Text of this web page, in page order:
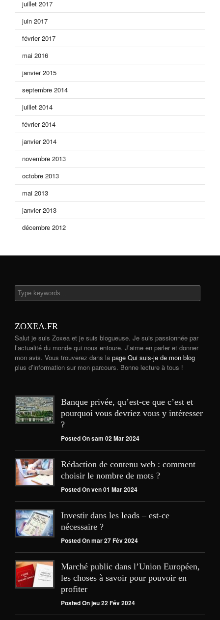
juillet 2017
juin 2017
février 2017
mai 2016
janvier 2015
septembre 2014
juillet 2014
février 2014
janvier 2014
novembre 2013
octobre 2013
mai 2013
janvier 2013
décembre 2012
ZOXEA.FR
Salut je suis Zoxea et je suis blogueuse. Je suis passionnée par
l’actualité du monde qui nous entoure. J’aime en parler et donner
mon avis. Vous trouverez dans la page Qui suis-je de mon blog
plus d’information sur mon parcours. Bonne lecture à tous !
Banque privée, qu’est-ce que c’est et
pourquoi vous devriez vous y intéresser
?
Posted On sam 02 Mar 2024
Rédaction de contenu web : comment
choisir le nombre de mots ?
Posted On ven 01 Mar 2024
Investir dans les leads – est-ce
nécessaire ?
Posted On mar 27 Fév 2024
Marché public dans l’Union Européen,
les choses à savoir pour pouvoir en
profiter
Posted On jeu 22 Fév 2024